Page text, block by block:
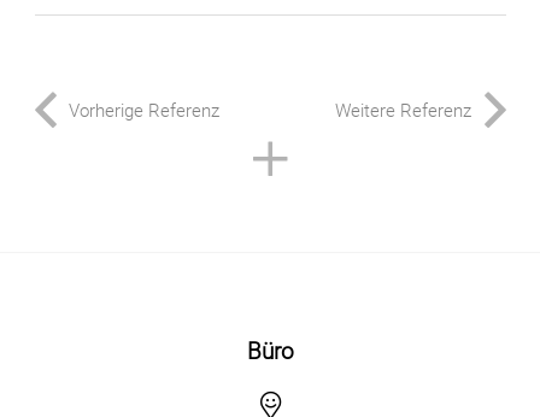
Vorherige Referenz Weitere Referenz
Büro